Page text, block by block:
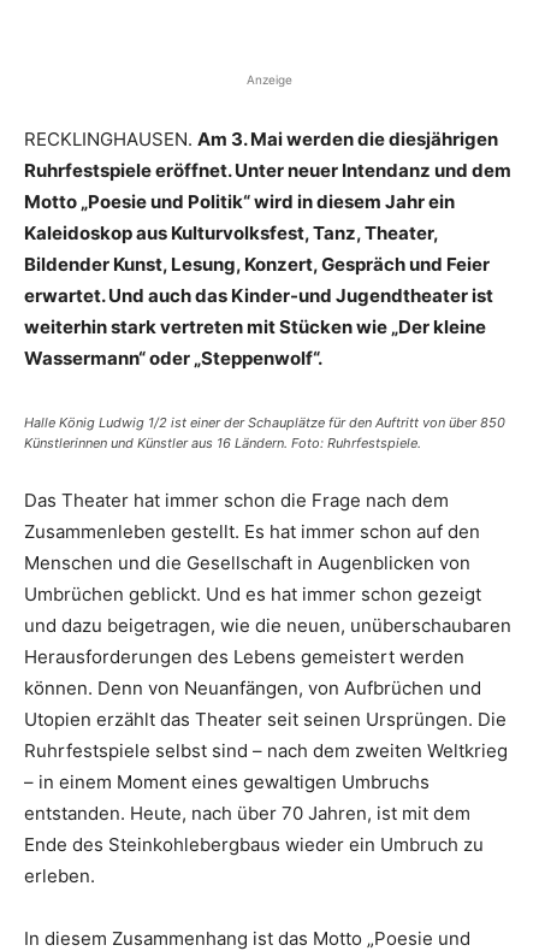
Anzeige
RECKLINGHAUSEN. Am 3. Mai werden die diesjährigen
Ruhrfestspiele eröffnet. Unter neuer Intendanz und dem
Motto „Poesie und Politik“ wird in diesem Jahr ein
Kaleidoskop aus Kulturvolksfest, Tanz, Theater,
Bildender Kunst, Lesung, Konzert, Gespräch und Feier
erwartet. Und auch das Kinder-und Jugendtheater ist
weiterhin stark vertreten mit Stücken wie „Der kleine
Wassermann“ oder „Steppenwolf“.
Halle König Ludwig 1/2 ist einer der Schauplätze für den Auftritt von über 850
Künstlerinnen und Künstler aus 16 Ländern. Foto: Ruhrfestspiele.
Das Theater hat immer schon die Frage nach dem
Zusammenleben gestellt. Es hat immer schon auf den
Menschen und die Gesellschaft in Augenblicken von
Umbrüchen geblickt. Und es hat immer schon gezeigt
und dazu beigetragen, wie die neuen, unüberschaubaren
Herausforderungen des Lebens gemeistert werden
können. Denn von Neuanfängen, von Aufbrüchen und
Utopien erzählt das Theater seit seinen Ursprüngen. Die
Ruhrfestspiele selbst sind – nach dem zweiten Weltkrieg
– in einem Moment eines gewaltigen Umbruchs
entstanden. Heute, nach über 70 Jahren, ist mit dem
Ende des Steinkohlebergbaus wieder ein Umbruch zu
erleben.
In diesem Zusammenhang ist das Motto „Poesie und